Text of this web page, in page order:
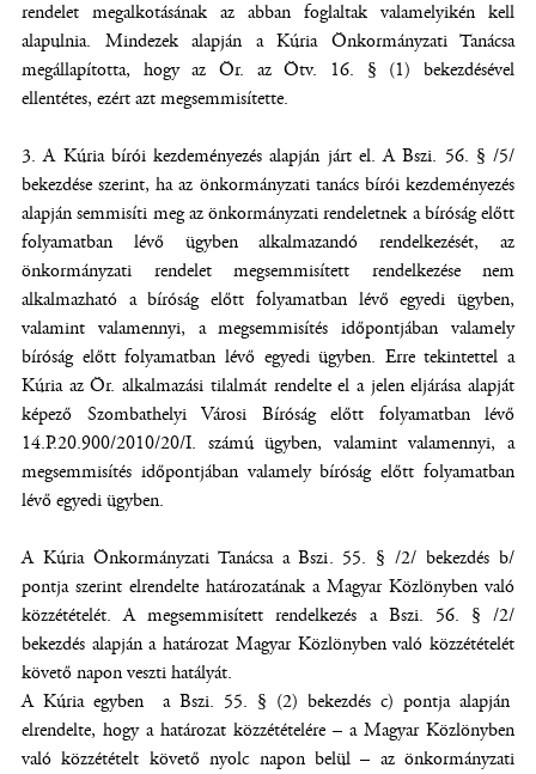
rendelet megalkotásának az abban foglaltak valamelyikén kell
alapulnia. Mindezek alapján a Kúria Önkormányzati Tanácsa
megállapította, hogy az Ör. az Ötv. 16. § (1) bekezdésével
ellentétes, ezért azt megsemmisítette.
3. A Kúria bírói kezdeményezés alapján járt el. A Bszi. 56. § /5/
bekezdése szerint, ha az önkormányzati tanács bírói kezdeményezés
alapján semmisíti meg az önkormányzati rendeletnek a bíróság előtt
folyamatban lévő ügyben alkalmazandó rendelkezését, az
önkormányzati rendelet megsemmisített rendelkezése nem
alkalmazható a bíróság előtt folyamatban lévő egyedi ügyben,
valamint valamennyi, a megsemmisítés időpontjában valamely
bíróság előtt folyamatban lévő egyedi ügyben. Erre tekintettel a
Kúria az Ör. alkalmazási tilalmát rendelte el a jelen eljárása alapját
képező Szombathelyi Városi Bíróság előtt folyamatban lévő
14.P.20.900/2010/20/I. számú ügyben, valamint valamennyi, a
megsemmisítés időpontjában valamely bíróság előtt folyamatban
lévő egyedi ügyben.
A Kúria Önkormányzati Tanácsa a Bszi. 55. § /2/ bekezdés b/
pontja szerint elrendelte határozatának a Magyar Közlönyben való
közzétételét. A megsemmisített rendelkezés a Bszi. 56. § /2/
bekezdés alapján a határozat Magyar Közlönyben való közzétételét
követő napon veszti hatályát.
A Kúria egyben a Bszi. 55. § (2) bekezdés c) pontja alapján
elrendelte, hogy a határozat közzétételére – a Magyar Közlönyben
való közzétételt követő nyolc napon belül – az önkormányzati